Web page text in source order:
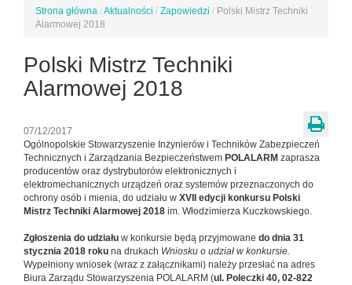
Jesteś
tutaj
Strona główna /Aktualności / Zapowiedzi / Polski Mistrz Techniki
Alarmowej 2018
Polski Mistrz Techniki
Alarmowej 2018
07/12/2017
Ogólnopolskie Stowarzyszenie Inżynierów i Techników Zabezpieczeń
Technicznych i Zarządzania Bezpieczeństwem POLALARM zaprasza
producentów oraz dystrybutorów elektronicznych i
elektromechanicznych urządzeń oraz systemów przeznaczonych do
ochrony osób i mienia, do udziału w XVII edycji konkursu Polski
Mistrz Techniki Alarmowej 2018 im. Włodzimierza Kuczkowskiego.
Zgłoszenia do udziału w konkursie będą przyjmowane do dnia 31
stycznia 2018 roku na drukach Wniosku o udział w konkursie.
Wypełniony wniosek (wraz z załącznikami) należy przesłać na adres
Biura Zarządu Stowarzyszenia POLALARM (ul. Poleczki 40, 02-822